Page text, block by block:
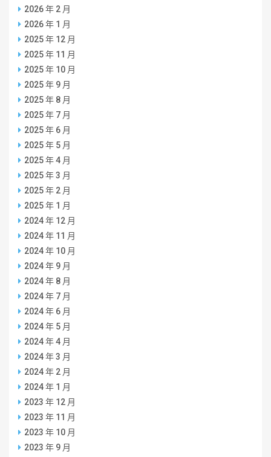
2026 年 2 月
2026 年 1 月
2025 年 12 月
2025 年 11 月
2025 年 10 月
2025 年 9 月
2025 年 8 月
2025 年 7 月
2025 年 6 月
2025 年 5 月
2025 年 4 月
2025 年 3 月
2025 年 2 月
2025 年 1 月
2024 年 12 月
2024 年 11 月
2024 年 10 月
2024 年 9 月
2024 年 8 月
2024 年 7 月
2024 年 6 月
2024 年 5 月
2024 年 4 月
2024 年 3 月
2024 年 2 月
2024 年 1 月
2023 年 12 月
2023 年 11 月
2023 年 10 月
2023 年 9 月